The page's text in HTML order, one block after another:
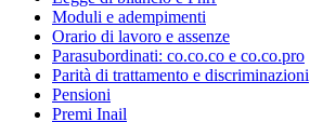
Moduli e adempimenti
Orario di lavoro e assenze
Parasubordinati: co.co.co e co.co.pro
Parità di trattamento e discriminazioni
Pensioni
Premi Inail